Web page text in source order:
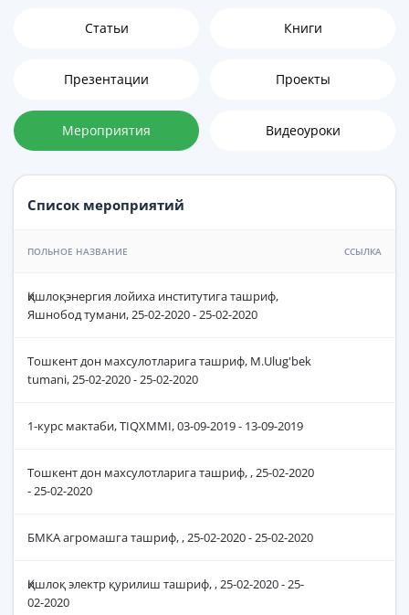
Статьи Книги
Презентации Проекты
Мероприятия Видеоуроки
Список мероприятий
ПОЛЬНОЕ НАЗВАНИЕ ССЫЛКА
Қишлоқэнергия лойиха институтига ташриф,
Яшнобод тумани, 25-02-2020 - 25-02-2020
Тошкент дон махсулотларига ташриф, M.Ulug'bek
tumani, 25-02-2020 - 25-02-2020
1-курс мактаби, TIQXMMI, 03-09-2019 - 13-09-2019
Тошкент дон махсулотларига ташриф, , 25-02-2020
- 25-02-2020
БМКА агромашга ташриф, , 25-02-2020 - 25-02-2020
Қишлоқ электр қурилиш ташриф, , 25-02-2020 - 25-
02-2020